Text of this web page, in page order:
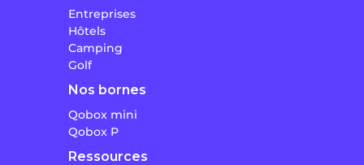
Entreprises
Hôtels
Camping
Golf
Nos bornes
Qobox mini
Qobox P
Ressources